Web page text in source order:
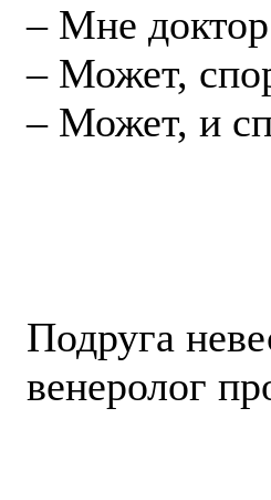
– Мне
– Может,
– Может, и
Подруга
венеролог